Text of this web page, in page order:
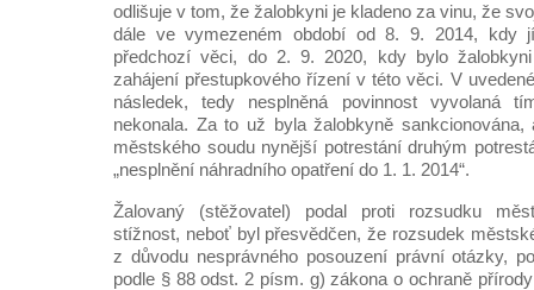
odlišuje v tom, že žalobkyni je kladeno za vinu, že
dále ve vymezeném období od 8. 9. 2014, kdy
předchozí věci, do 2. 9. 2020, kdy bylo
zahájení přestupkového řízení v této věci. V
následek, tedy nesplněná povinnost vyvolaná
nekonala. Za to už byla žalobkyně
městského soudu nynější potrestání druhým
„nesplnění náhradního opatření do 1. 1. 2014“.
Žalovaný (stěžovatel) podal proti rozsudku
stížnost, neboť byl přesvědčen, že rozsudek
z důvodu nesprávného posouzení právní otázky,
podle § 88 odst. 2 písm. g) zákona o ochraně